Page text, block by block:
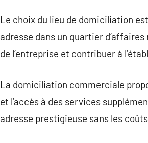
Le choix du lieu de domiciliation
adresse dans un quartier
de l’entreprise et contribuer à
La domiciliation commerciale
et l’accès à des services
adresse prestigieuse sans les